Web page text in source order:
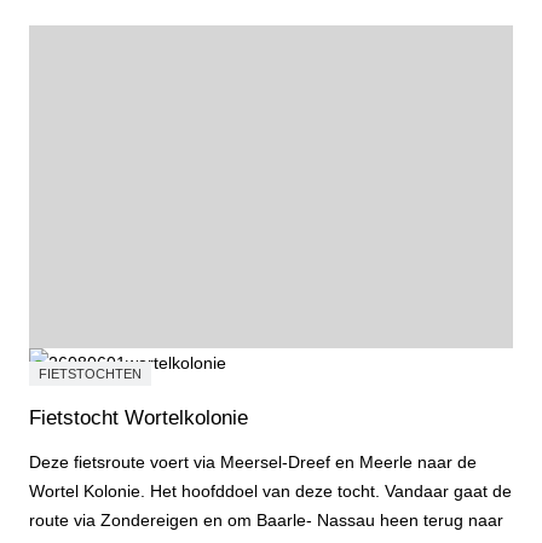
FIETSTOCHTEN
Fietstocht Wortelkolonie
Deze fietsroute voert via Meersel-Dreef en Meerle naar de
Wortel Kolonie. Het hoofddoel van deze tocht. Vandaar gaat de
route via Zondereigen en om Baarle- Nassau heen terug naar